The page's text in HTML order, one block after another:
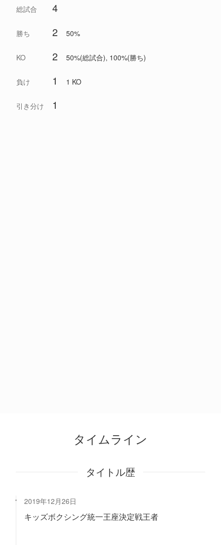
総試合 4
勝ち 2 50%
KO 2 50%(総試合), 100%(勝ち)
負け 1 1 KO
引き分け 1
タイムライン
タイトル歴
2019年12月26日
キッズボクシング統一王座決定戦王者